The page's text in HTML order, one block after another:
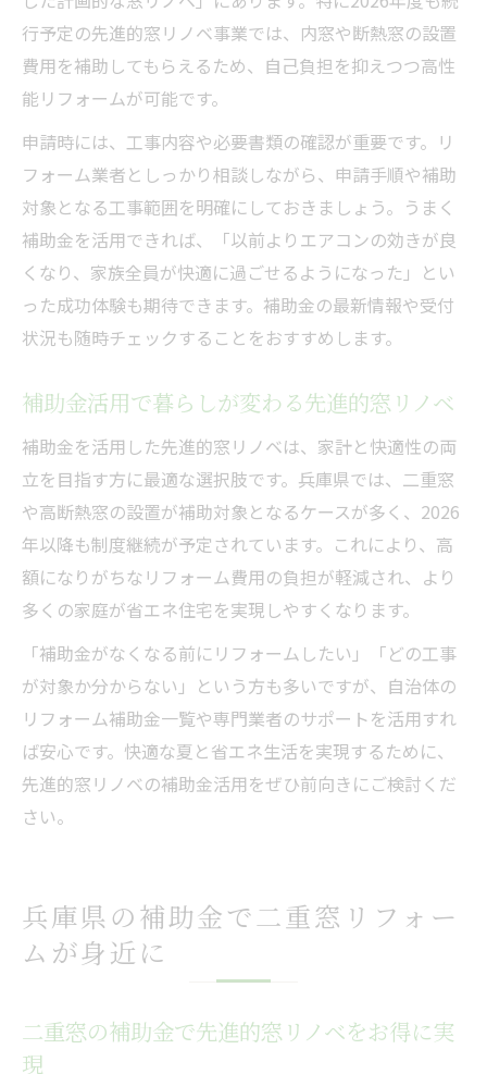
行予定の先進的窓リノベ事業では、内窓や断熱窓の設置
費用を補助してもらえるため、自己負担を抑えつつ高性
能リフォームが可能です。
申請時には、工事内容や必要書類の確認が重要です。リ
フォーム業者としっかり相談しながら、申請手順や補助
対象となる工事範囲を明確にしておきましょう。うまく
補助金を活用できれば、「以前よりエアコンの効きが良
くなり、家族全員が快適に過ごせるようになった」とい
った成功体験も期待できます。補助金の最新情報や受付
状況も随時チェックすることをおすすめします。
補助金活用で暮らしが変わる先進的窓リノベ
補助金を活用した先進的窓リノベは、家計と快適性の両
立を目指す方に最適な選択肢です。兵庫県では、二重窓
や高断熱窓の設置が補助対象となるケースが多く、2026
年以降も制度継続が予定されています。これにより、高
額になりがちなリフォーム費用の負担が軽減され、より
多くの家庭が省エネ住宅を実現しやすくなります。
「補助金がなくなる前にリフォームしたい」「どの工事
が対象か分からない」という方も多いですが、自治体の
リフォーム補助金一覧や専門業者のサポートを活用すれ
ば安心です。快適な夏と省エネ生活を実現するために、
先進的窓リノベの補助金活用をぜひ前向きにご検討くだ
さい。
兵庫県の補助金で二重窓リフォー
ムが身近に
二重窓の補助金で先進的窓リノベをお得に実
現